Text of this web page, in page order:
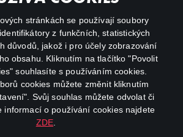
stránkách se používají soubory
z funkčních, statistických
důvodů, jakož i pro účely zobrazování
obsahu. Kliknutím na tlačítko "Povolit
souhlasíte s používáním cookies.
cookies můžete změnit kliknutím
Svůj souhlas můžete odvolat či
informací o používání cookies najdete
ZDE